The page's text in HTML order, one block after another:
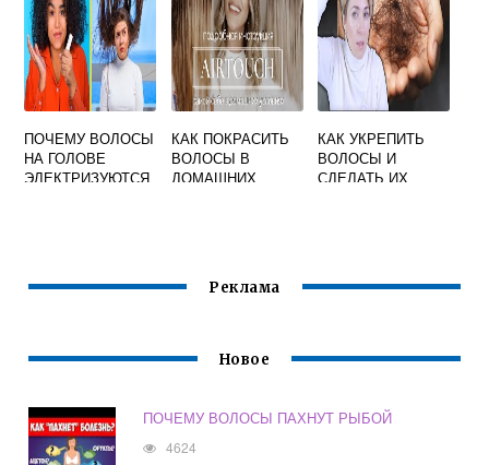
ПОЧЕМУ ВОЛОСЫ
НА ГОЛОВЕ
ЭЛЕКТРИЗУЮТСЯ
КАК ПОКРАСИТЬ
ВОЛОСЫ В
ДОМАШНИХ
КАК УКРЕПИТЬ
ВОЛОСЫ И
СДЕЛАТЬ ИХ
Реклама
Новое
ПОЧЕМУ ВОЛОСЫ ПАХНУТ РЫБОЙ
4624